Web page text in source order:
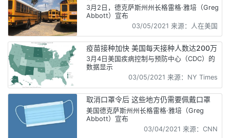
3月2日，德克萨斯州州长格雷格·雅培（Greg
Abbott）宣布
03/05/2021 来源：人在美国
疫苗接种加快 美国每天接种人数达200万
3月4日美国疾病控制与预防中心（CDC）的
数据显示
03/05/2021 来源：NY Times
取消口罩令后 这些地方仍需要佩戴口罩
美国德克萨斯州州长格雷格·雅培（Greg
Abbott）宣布
03/04/2021 来源：CNN